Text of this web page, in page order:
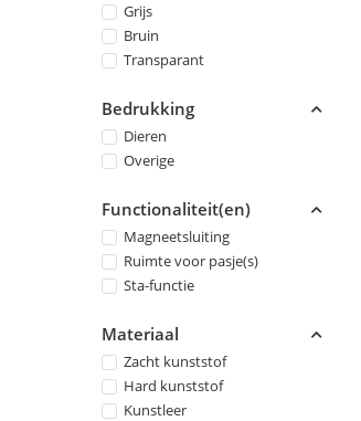
Grijs
Bruin
Transparant
Bedrukking
Dieren
Overige
Functionaliteit(en)
Magneetsluiting
Ruimte voor pasje(s)
Sta-functie
Materiaal
Zacht kunststof
Hard kunststof
Kunstleer